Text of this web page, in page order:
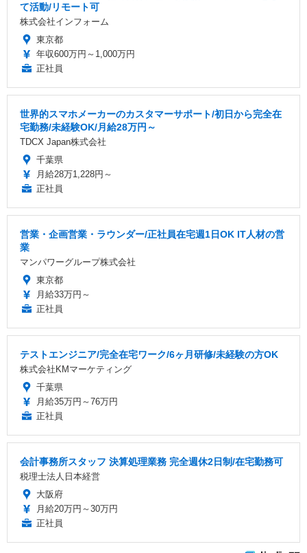
て活動/リモート可
株式会社インフォーム
東京都
年収600万円～1,000万円
正社員
世界的スマホメーカーのカスタマーサポート/初日から完全在
宅勤務/未経験OK/月給28万円～
TDCX Japan株式会社
千葉県
月給28万1,228円～
正社員
営業・企画営業・ラウンダー/正社員在宅週1日OK IT人材の営
業
マンパワーグループ株式会社
東京都
月給33万円～
正社員
テストエンジニア/完全在宅ワーク/6ヶ月研修/未経験の方OK
株式会社KMマーケティング
千葉県
月給35万円～76万円
正社員
会計事務所スタッフ 決算処理業務 完全週休2日制/在宅勤務可
税理士法人日本経営
大阪府
月給20万円～30万円
正社員